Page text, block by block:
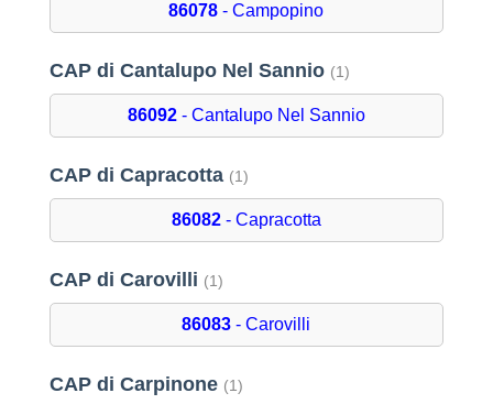
86078 - Campopino
CAP di Cantalupo Nel Sannio (1)
86092- Cantalupo Nel Sannio
CAP di Capracotta (1)
86082- Capracotta
CAP di Carovilli (1)
86083 - Carovilli
CAP di Carpinone (1)